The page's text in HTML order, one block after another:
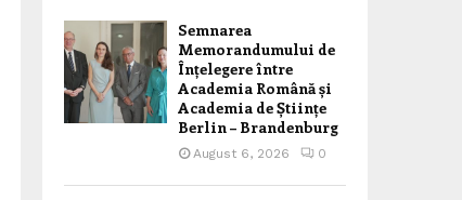
Semnarea
Memorandumului de
Înțelegere între
Academia Română și
Academia de Științe
Berlin – Brandenburg
August 6, 2026 0